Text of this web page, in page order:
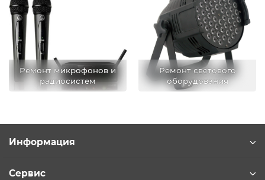
Ремонт микрофонов и
радиосистем
Ремонт светового
оборудования
Информация
Сервис